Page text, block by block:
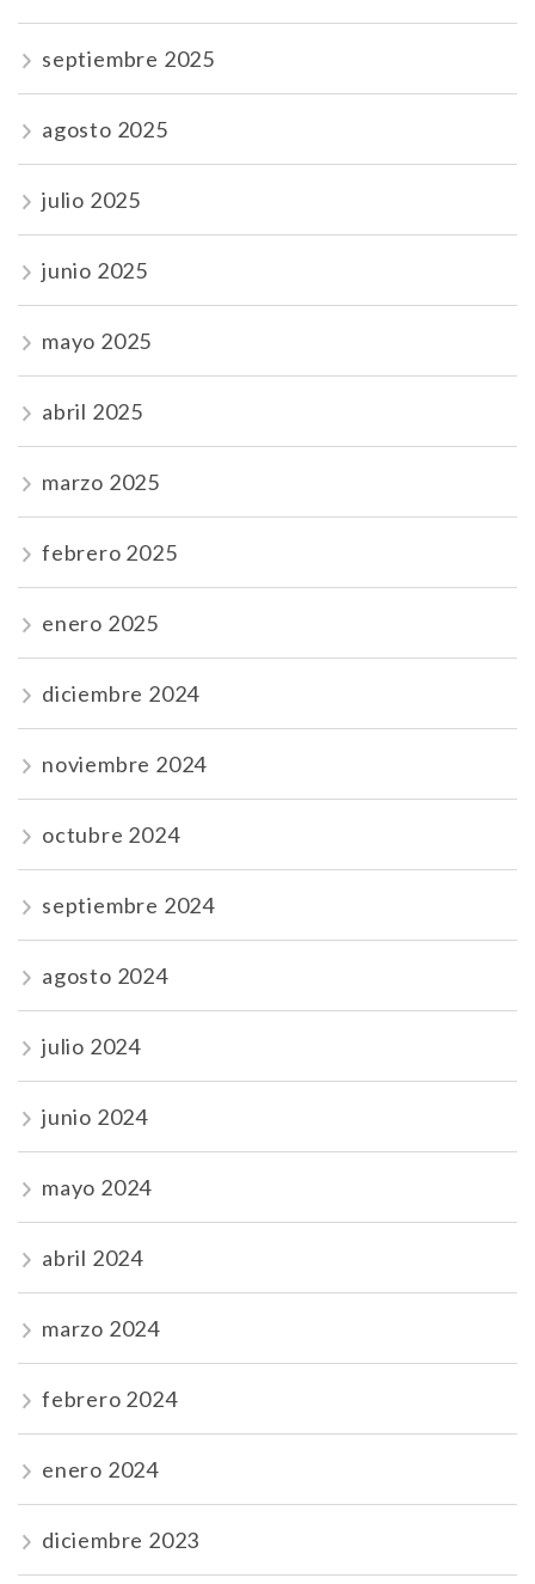
septiembre 2025
agosto 2025
julio 2025
junio 2025
mayo 2025
abril 2025
marzo 2025
febrero 2025
enero 2025
diciembre 2024
noviembre 2024
octubre 2024
septiembre 2024
agosto 2024
julio 2024
junio 2024
mayo 2024
abril 2024
marzo 2024
febrero 2024
enero 2024
diciembre 2023